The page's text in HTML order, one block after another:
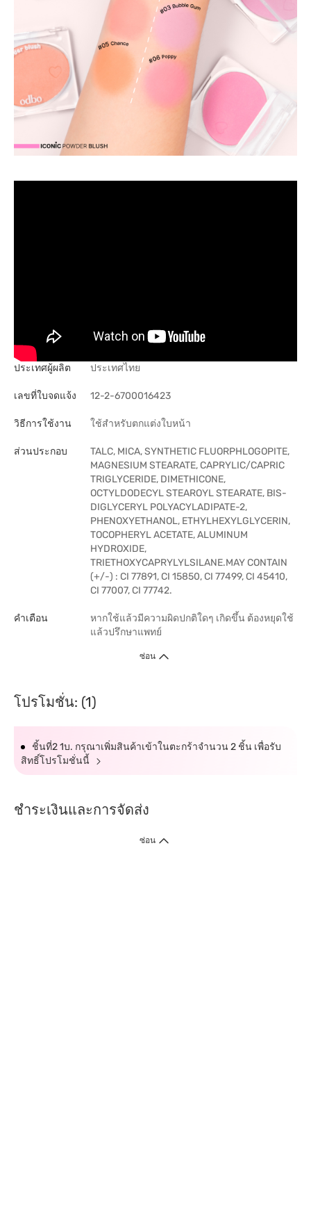
ประเทศผู้ผลิต ประเทศไทย
เลขที่ใบจดแจ้ง 12-2-6700016423
วิธีการใช้งาน ใช้สำหรับตกแต่งใบหน้า
ส่วนประกอบ
TALC, MICA, SYNTHETIC FLUORPHLOGOPITE,
MAGNESIUM STEARATE, CAPRYLIC/CAPRIC
TRIGLYCERIDE, DIMETHICONE,
OCTYLDODECYL STEAROYL STEARATE, BIS-
DIGLYCERYL POLYACYLADIPATE-2,
PHENOXYETHANOL, ETHYLHEXYLGLYCERIN,
TOCOPHERYL ACETATE, ALUMINUM
HYDROXIDE,
TRIETHOXYCAPRYLYLSILANE.MAY CONTAIN
(+/-) : CI 77891, CI 15850, CI 77499, CI 45410,
CI 77007, CI 77742.
คำเตือน
หากใช้แล้วมีความผิดปกติใดๆ เกิดขึ้น ต้องหยุดใช้
แล้วปรึกษาแพทย์
ซ่อน
โปรโมชั่น: (1)
ชิ้นที่2 1บ. กรุณาเพิ่มสินค้าเข้าในตะกร้าจำนวน 2 ชิ้น เพื่อรับ
สิทธิ์โปรโมชั่นนี้
ชำระเงินและการจัดส่ง
ซ่อน